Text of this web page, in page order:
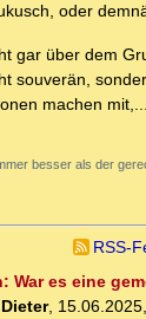
oder
gar über dem
souverän,
machen
besser als der
RSS-
War es eine
Dieter,